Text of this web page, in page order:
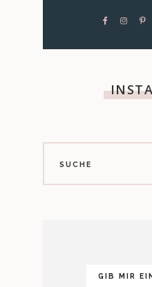
GIB MIR